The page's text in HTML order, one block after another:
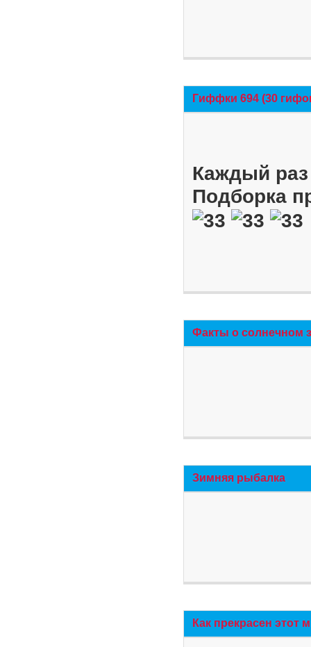
Гиффки 694 (30
Каждый
Подборка
Факты о солнечном
Зимняя рыбалка
Как прекрасен этот